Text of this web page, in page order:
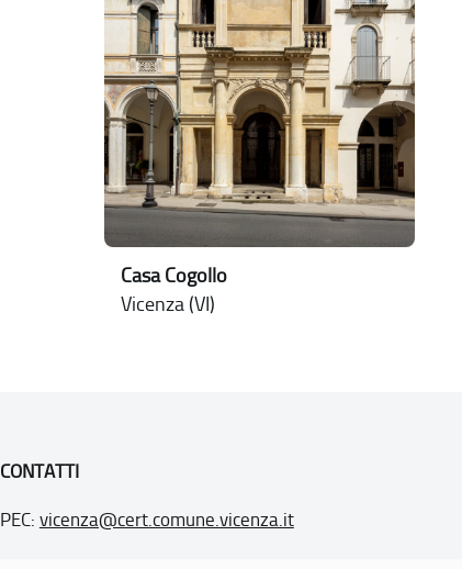
Casa Cogollo
Vicenza (VI)
CONTATTI
PEC: vicenza@cert.comune.vicenza.it